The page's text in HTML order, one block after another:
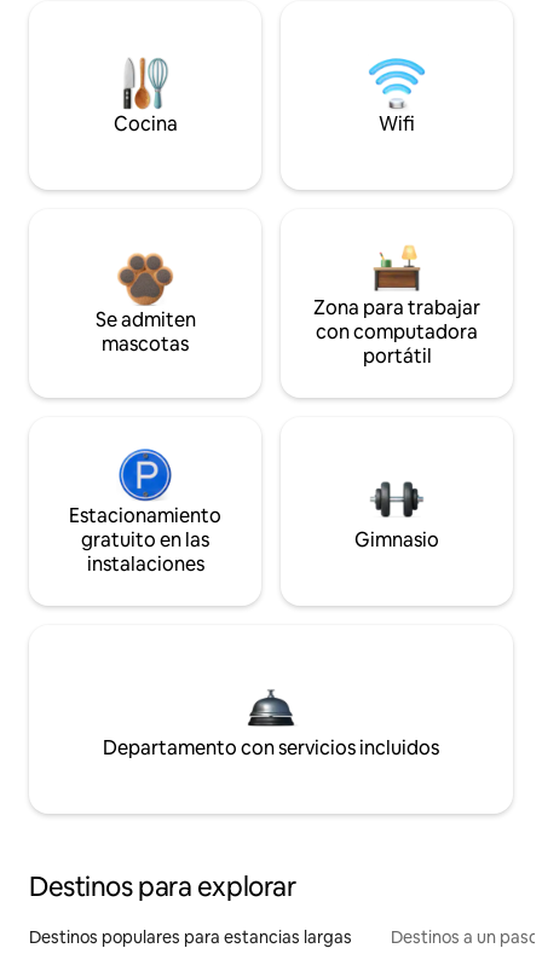
Cocina Wifi
Se admiten
mascotas
Zona para trabajar
con computadora
portátil
Estacionamiento
gratuito en las
instalaciones
Gimnasio
Departamento con servicios incluidos
Destinos para explorar
Destinos populares para estancias largas Destinos a un